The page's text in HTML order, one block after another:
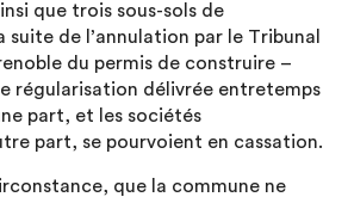
que trois sous-sols de
de l’annulation par le Tribunal
du permis de construire –
régularisation délivrée entretemps
part, et les sociétés
part, se pourvoient en cassation.
que la commune ne